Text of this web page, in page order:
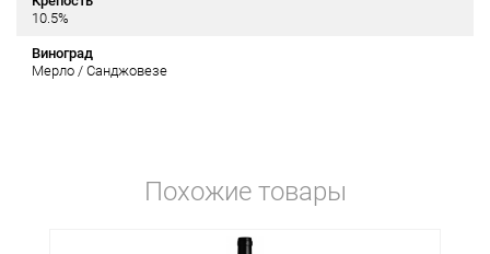
10.5%
Виноград
Мерло / Санджовезе
Похожие товары